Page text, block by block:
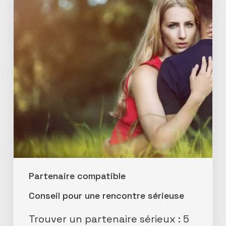
Partenaire compatible
Conseil pour une rencontre sérieuse
sérieux
conseils
infaillibles
Trouver un partenaire sérieux : 5